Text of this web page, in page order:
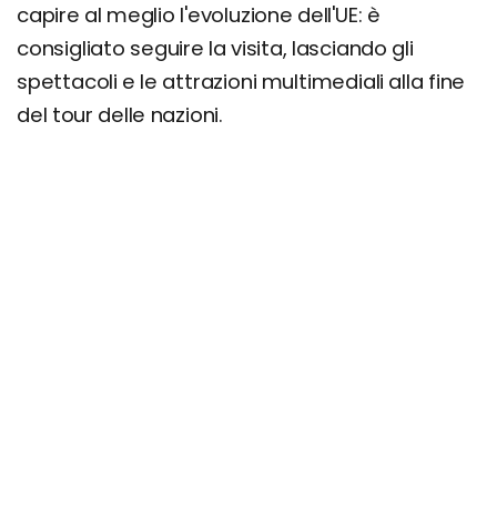
capire al meglio l'evoluzione dell'UE: è
consigliato seguire la visita, lasciando gli
spettacoli e le attrazioni multimediali alla fine
del tour delle nazioni.